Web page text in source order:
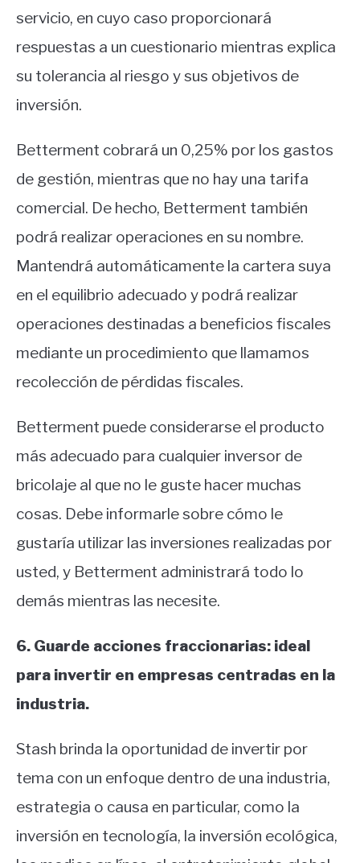
servicio, en cuyo caso proporcionará
respuestas a un cuestionario mientras explica
su tolerancia al riesgo y sus objetivos de
inversión.
Betterment cobrará un 0,25% por los gastos
de gestión, mientras que no hay una tarifa
comercial. De hecho, Betterment también
podrá realizar operaciones en su nombre.
Mantendrá automáticamente la cartera suya
en el equilibrio adecuado y podrá realizar
operaciones destinadas a beneficios fiscales
mediante un procedimiento que llamamos
recolección de pérdidas fiscales.
Betterment puede considerarse el producto
más adecuado para cualquier inversor de
bricolaje al que no le guste hacer muchas
cosas. Debe informarle sobre cómo le
gustaría utilizar las inversiones realizadas por
usted, y Betterment administrará todo lo
demás mientras las necesite.
6. Guarde acciones fraccionarias: ideal
para invertir en empresas centradas en la
industria.
Stash brinda la oportunidad de invertir por
tema con un enfoque dentro de una industria,
estrategia o causa en particular, como la
inversión en tecnología, la inversión ecológica,